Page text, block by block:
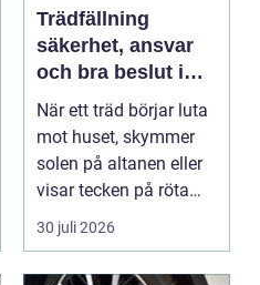
Trädfällning
säkerhet, ansvar
och bra beslut i
trädgården
När ett träd börjar luta
mot huset, skymmer
solen på altanen eller
visar tecken på röta
uppstår ofta...
30 juli 2026